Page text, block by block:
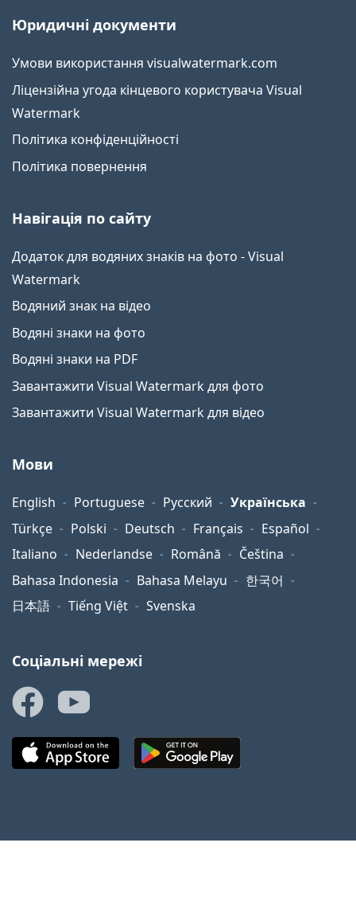
Юридичні документи
Умови використання visualwatermark.com
Ліцензійна угода кінцевого користувача Visual
Watermark
Політика конфіденційності
Політика повернення
Навігація по сайту
Додаток для водяних знаків на фото - Visual
Watermark
Водяний знак на відео
Водяні знаки на фото
Водяні знаки на PDF
Завантажити Visual Watermark для фото
Завантажити Visual Watermark для відео
Мови
English Portuguese Русский
Українська
Türkçe
Polski Deutsch Français
Español
Italiano
Nederlandse Română
Čeština
Bahasa Indonesia
Bahasa Melayu
한국어
日本語
Tiếng Việt Svenska
Соціальні мережі